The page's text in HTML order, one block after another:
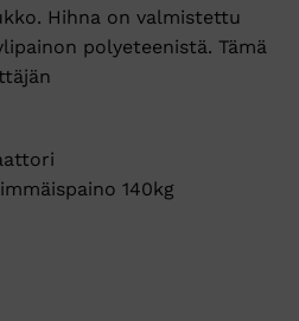
Hihna on valmistettu
polyeteenistä. Tämä
140kg